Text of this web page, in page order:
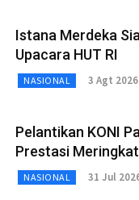
Istana Merdeka
Upacara HUT RI
NASIONAL 3 Agt 2026
Pelantikan KONI
Prestasi Meringkat
NASIONAL 31 Jul